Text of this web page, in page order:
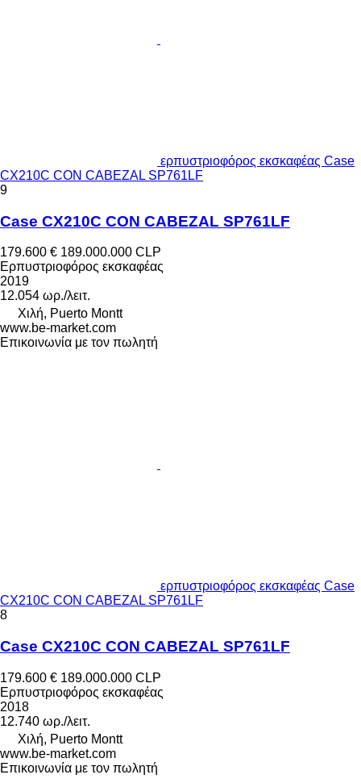
ερπυστριοφόρος εκσκαφέας Case
CX210C CON CABEZAL SP761LF
9
Case CX210C CON CABEZAL SP761LF
179.600 € 189.000.000 CLP
Ερπυστριοφόρος εκσκαφέας
2019
12.054 ωρ./λειτ.
Χιλή, Puerto Montt
www.be-market.com
Επικοινωνία με τον πωλητή
ερπυστριοφόρος εκσκαφέας Case
CX210C CON CABEZAL SP761LF
8
Case CX210C CON CABEZAL SP761LF
179.600 € 189.000.000 CLP
Ερπυστριοφόρος εκσκαφέας
2018
12.740 ωρ./λειτ.
Χιλή, Puerto Montt
www.be-market.com
Επικοινωνία με τον πωλητή